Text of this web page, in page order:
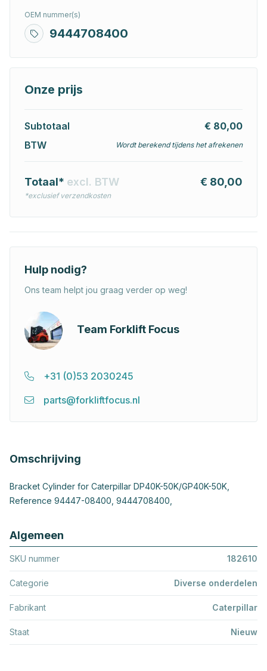
OEM nummer(s)
9444708400
Onze prijs
Subtotaal
€ 80,00
BTW
Wordt berekend tijdens het afrekenen
Totaal* excl. BTW
*exclusief verzendkosten
€ 80,00
Hulp nodig?
Ons team helpt jou graag verder op weg!
Team Forklift Focus
+31 (0)53 2030245
parts@forkliftfocus.nl
Omschrijving
Bracket Cylinder for Caterpillar DP40K-50K/GP40K-50K,
Reference 94447-08400, 9444708400,
Algemeen
SKU nummer 182610
Categorie Diverse onderdelen
Fabrikant Caterpillar
Staat Nieuw